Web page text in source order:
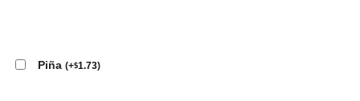
Piña (+$1.73)